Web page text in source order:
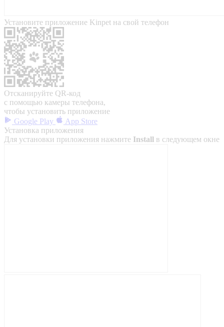
Установите приложение Kinpet на свой телефон
Отсканируйте QR-код
с помощью камеры телефона,
чтобы установить приложение
Google Play
App Store
Установка приложения
Для установки приложения нажмите Install в следующем окне